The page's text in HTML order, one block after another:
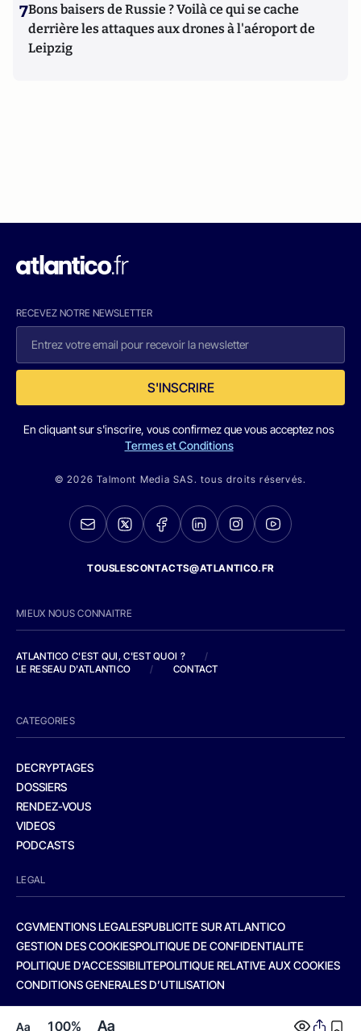
Aa 100% Aa
7Bons baisers de Russie ? Voilà ce qui se cache
derrière les attaques aux drones à l'aéroport de
Leipzig
RECEVEZ NOTRE NEWSLETTER
S'INSCRIRE
En cliquant sur s'inscrire, vous confirmez que vous acceptez nos
Termes et Conditions
© 2026 Talmont Media SAS. tous droits réservés.
TOUSLESCONTACTS@ATLANTICO.FR
MIEUX NOUS CONNAITRE
ATLANTICO C'EST QUI, C'EST QUOI ?
/
LE RESEAU D'ATLANTICO
/ CONTACT
CATEGORIES
DECRYPTAGES
DOSSIERS
RENDEZ-VOUS
VIDEOS
PODCASTS
LEGAL
CGVMENTIONS LEGALESPUBLICITE SUR ATLANTICO
GESTION DES COOKIESPOLITIQUE DE CONFIDENTIALITE
POLITIQUE D’ACCESSIBILITEPOLITIQUE RELATIVE AUX COOKIES
CONDITIONS GENERALES D’UTILISATION